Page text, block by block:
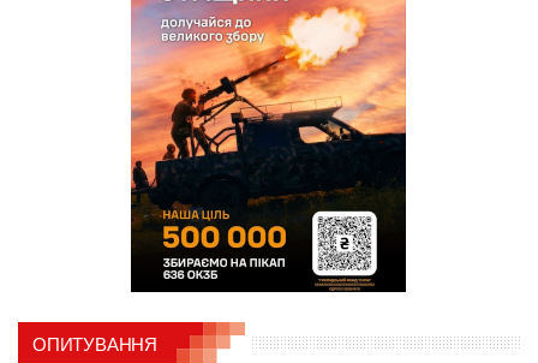
ОПИТУВАННЯ